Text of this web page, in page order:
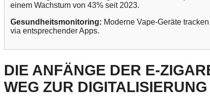
einem Wachstum von 43% seit 2023.
Gesundheitsmonitoring: Moderne Vape-Geräte
via entsprechender Apps.
DIE ANFÄNGE DER E-
WEG ZUR DIGITALISIERUNG